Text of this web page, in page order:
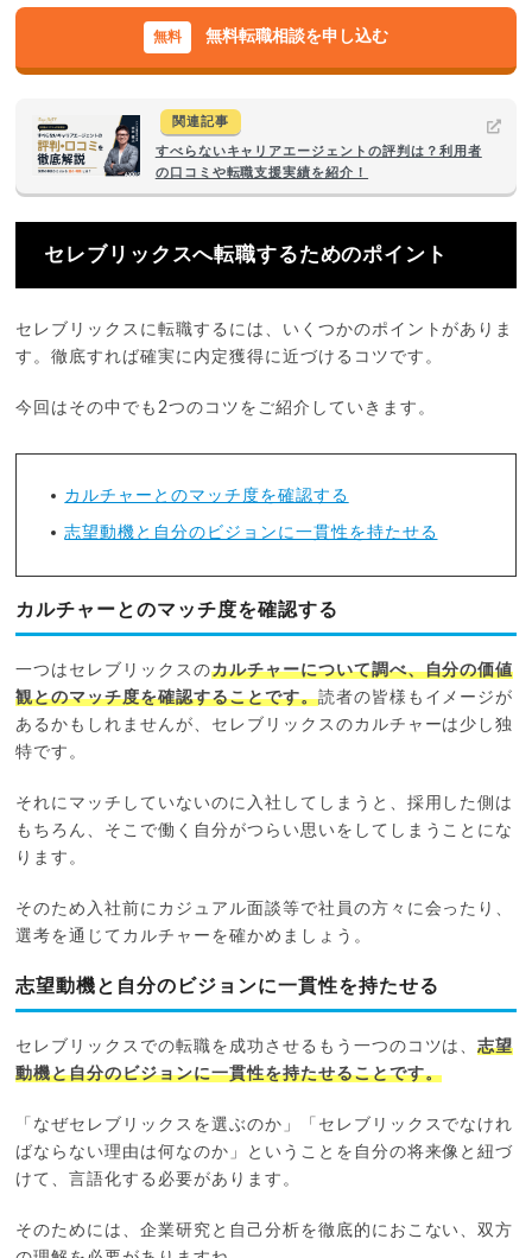
無料転職相談を申し込む
関連記事
すべらないキャリアエージェントの評判は？利用者
の口コミや転職支援実績を紹介！
セレブリックスへ転職するためのポイント
セレブリックスに転職するには、いくつかのポイントがありま
す。徹底すれば確実に内定獲得に近づけるコツです。
今回はその中でも2つのコツをご紹介していきます。
カルチャーとのマッチ度を確認する
志望動機と自分のビジョンに一貫性を持たせる
カルチャーとのマッチ度を確認する
一つはセレブリックスのカルチャーについて調べ、自分の価値
観とのマッチ度を確認することです。読者の皆様もイメージが
あるかもしれませんが、セレブリックスのカルチャーは少し独
特です。
それにマッチしていないのに入社してしまうと、採用した側は
もちろん、そこで働く自分がつらい思いをしてしまうことにな
ります。
そのため入社前にカジュアル面談等で社員の方々に会ったり、
選考を通じてカルチャーを確かめましょう。
志望動機と自分のビジョンに一貫性を持たせる
セレブリックスでの転職を成功させるもう一つのコツは、志望
動機と自分のビジョンに一貫性を持たせることです。
「なぜセレブリックスを選ぶのか」「セレブリックスでなけれ
ばならない理由は何なのか」ということを自分の将来像と紐づ
けて、言語化する必要があります。
そのためには、企業研究と自己分析を徹底的におこない、双方